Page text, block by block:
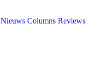
Nieuws Columns Reviews